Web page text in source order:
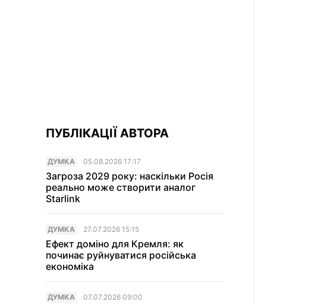
ПУБЛІКАЦІЇ АВТОРА
ДУМКА 05.08.2026 17:17
Загроза 2029 року: наскільки Росія
реально може створити аналог
Starlink
ДУМКА 27.07.2026 15:15
Ефект доміно для Кремля: як
починає руйнуватися російська
економіка
ДУМКА 07.07.2026 09:00